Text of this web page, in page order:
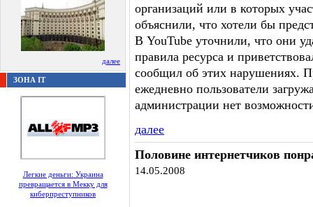
далее
ЗОНА IT
Легкие деньги: Украина
превращается в Мекку для
киберпреступников
организаций или в которых
объяснили, что хотели бы
В YouTube уточнили, что они
правила ресурса и
сообщил об этих нарушениях.
ежедневно пользователи
администрации нет
далее
Половине интернетчиков
14.05.2008